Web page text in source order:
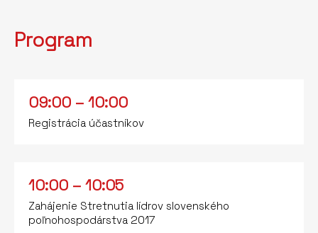
Program
09:00 – 10:00
Registrácia účastníkov
10:00 – 10:05
Zahájenie Stretnutia lídrov slovenského
poľnohospodárstva 2017